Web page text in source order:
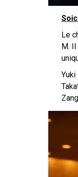
Le
M.
Yuki